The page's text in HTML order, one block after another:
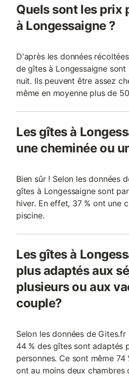
Quels sont les prix
à Longessaigne ?
D'après les données
de gîtes à Longessaigne
nuit. Ils peuvent être assez
même en moyenne plus de
Les gîtes à
une cheminée ou
Bien sûr ! Selon les données
gîtes à Longessaigne sont
hiver. En effet, 37 % ont une
piscine.
Les gîtes à
plus adaptés aux
plusieurs ou aux
couple?
Selon les données de Gites.fr
44 % des gîtes sont adaptés
personnes. Ce sont même 74
ont au moins deux chambres